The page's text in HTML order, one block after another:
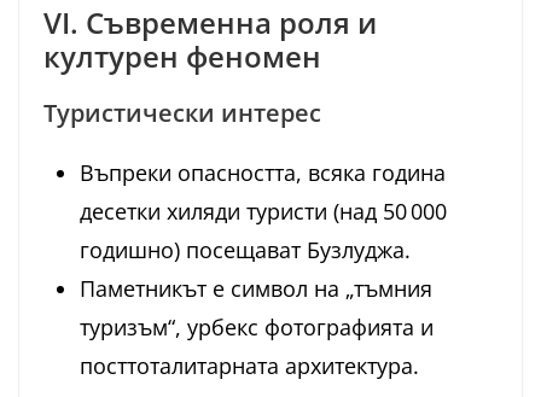
VI. Съвременна роля и
културен феномен
Туристически интерес
Въпреки опасността, всяка година
десетки хиляди туристи (над 50 000
годишно) посещават Бузлуджа.
Паметникът е символ на „тъмния
туризъм“, урбекс фотографията и
посттоталитарната архитектура.